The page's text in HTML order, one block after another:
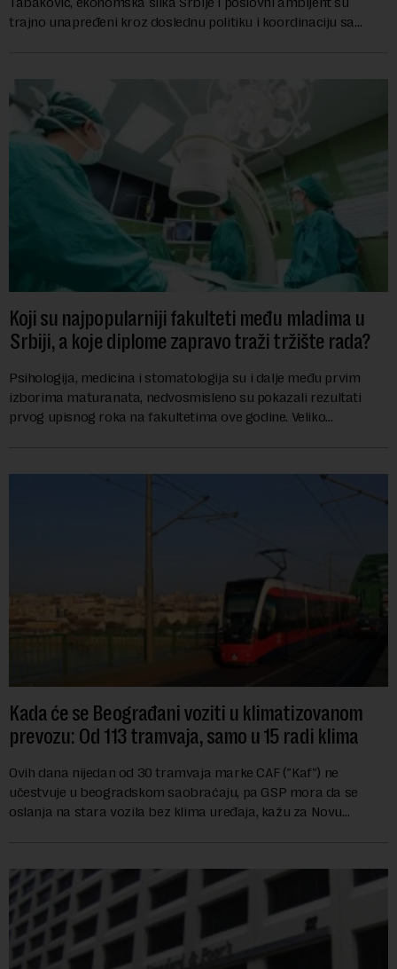
trajno unapređeni kroz doslednu politiku i koordinaciju sa
Koji su najpopularniji fakulteti među mladima u
Srbiji, a koje diplome zapravo traži tržište rada?
Psihologija, medicina i stomatologija su i dalje među prvim
izborima maturanata, nedvosmisleno su pokazali rezultati
prvog upisnog roka na fakultetima ove godine. Veliko
Kada će se Beograđani voziti u klimatizovanom
prevozu: Od 113 tramvaja, samo u 15 radi klima
Ovih dana nijedan od 30 tramvaja marke CAF ("Kaf") ne
učestvuje u beogradskom saobraćaju, pa GSP mora da se
oslanja na stara vozila bez klima uređaja, kažu za Novu